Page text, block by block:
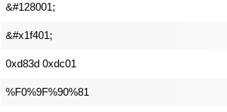
&#128001;
&#x1f401;
0xd83d 0xdc01
%F0%9F%90%81